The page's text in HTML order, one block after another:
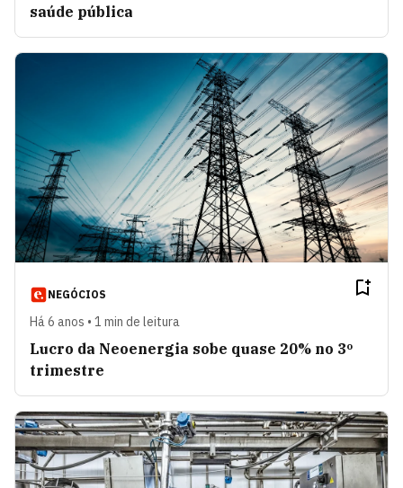
saúde pública
NEGÓCIOS
Há 6 anos • 1 min de leitura
Lucro da Neoenergia sobe quase 20% no 3º
trimestre